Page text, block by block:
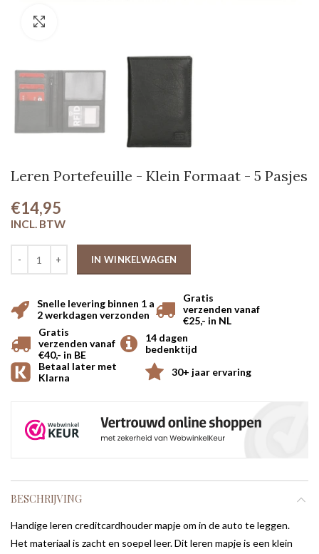
Leren Portefeuille - Klein Formaat - 5 Pasjes
€14,95
IN WINKELWAGEN
Snelle levering binnen 1 a
2 werkdagen verzonden
Gratis
verzenden vanaf
€25,- in NL
Gratis
verzenden vanaf
€40,- in BE
14 dagen
bedenktijd
Betaal later met
Klarna
30+ jaar ervaring
BESCHRIJVING
Handige leren creditcardhouder mapje om in de auto te leggen.
Het materiaal is zacht en soepel leer. Dit leren mapje is een klein